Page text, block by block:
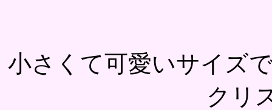
小さくて可愛いサイズ
クリ